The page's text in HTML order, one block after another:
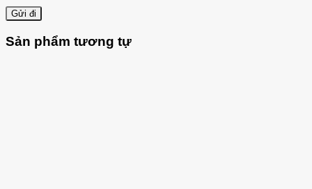
Sản phẩm tương tự